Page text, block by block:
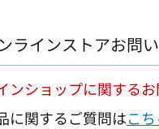
ラインストアお問
ンショップに関するお
に関するご質問はこ